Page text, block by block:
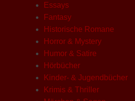
Essays
Fantasy
Historische Romane
Horror & Mystery
Humor & Satire
Hörbücher
Kinder- & Jugendbücher
Krimis & Thriller